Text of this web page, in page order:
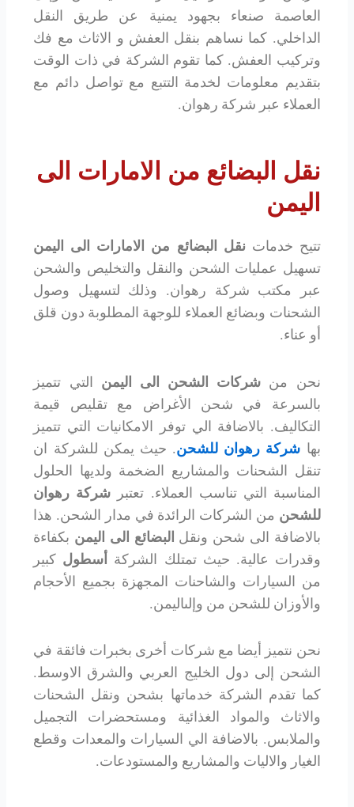
العاصمة صنعاء بجهود يمنية عن طريق النقل
الداخلي. كما نساهم بنقل العفش و الاثاث مع فك
وتركيب العفش. كما تقوم الشركة في ذات الوقت
بتقديم معلومات لخدمة التتبع مع تواصل دائم مع
العملاء عبر شركة رهوان.
نقل البضائع من الامارات الى
اليمن
تتيح خدماتنقل البضائع من الامارات الى اليمن
تسهيل عمليات الشحن والنقل والتخليص والشحن
عبر مكتب شركة رهوان. وذلك لتسهيل وصول
الشحنات وبضائع العملاء للوجهة المطلوبة دون قلق
أو عناء.
نحن من شركات الشحن الى اليمن التي تتميز
بالسرعة في شحن الأغراض مع تقليص قيمة
التكاليف. بالاضافة الي توفر الامكانيات التي تتميز
بها شركة رهوان للشحن. حيث يمكن للشركة ان
تنقل الشحنات والمشاريع الضخمة ولديها الحلول
المناسبة التي تناسب العملاء. تعتبر شركة رهوان
للشحن من الشركات الرائدة في مدار الشحن. هذا
بالاضافة الى شحن ونقل البضائع الى اليمن بكفاءة
وقدرات عالية. حيث تمتلك الشركة أسطول كبير
من السيارات والشاحنات المجهزة بجميع الأحجام
والأوزان للشحن من وإلىاليمن.
نحن نتميز أيضا مع شركات أخرى بخبرات فائقة في
الشحن إلى دول الخليج العربي والشرق الاوسط.
كما تقدم الشركة خدماتها بشحن ونقل الشحنات
والاثاث والمواد الغذائية ومستحضرات التجميل
والملابس. بالاضافة الي السيارات والمعدات وقطع
الغيار والاليات والمشاريع والمستودعات.